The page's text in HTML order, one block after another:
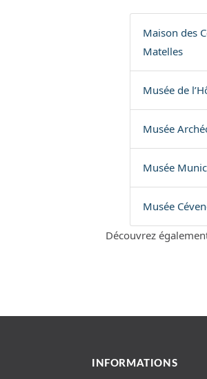
Maison des
Matelles
Musée de
Musée
Musée
Musée
Découvrez
INFORMATIONS